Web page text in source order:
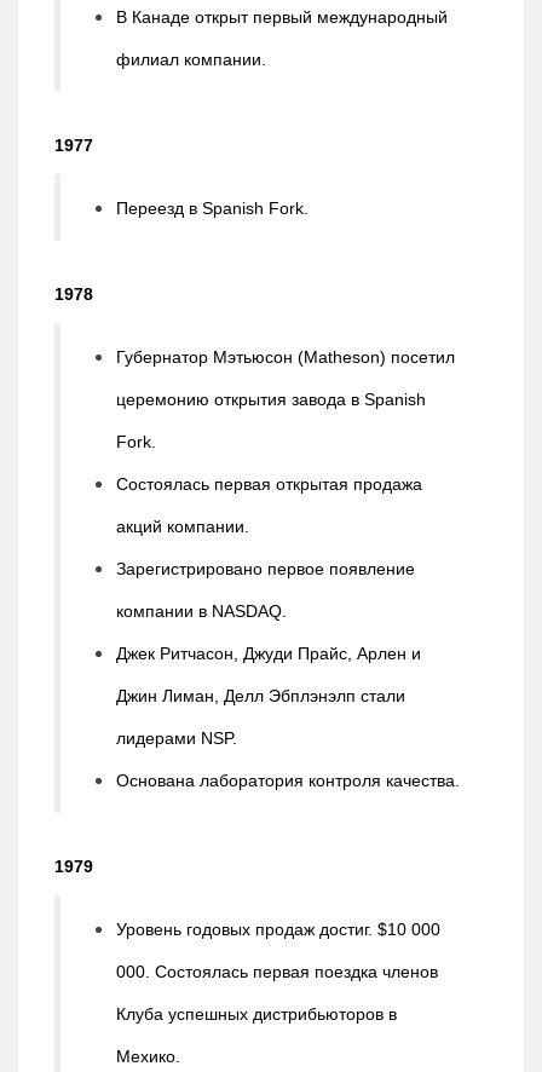
В Канаде открыт первый международный
филиал компании.
1977
Переезд в Spanish Fork.
1978
Губернатор Мэтьюсон (Matheson) посетил
церемонию открытия завода в Spanish
Fork.
Состоялась первая открытая продажа
акций компании.
Зарегистрировано первое появление
компании в NASDAQ.
Джек Ритчасон, Джуди Прайс, Арлен и
Джин Лиман, Делл Эбплэнэлп стали
лидерами NSP.
Основана лаборатория контроля качества.
1979
Уровень годовых продаж достиг. $10 000
000. Состоялась первая поездка членов
Клуба успешных дистрибьюторов в
Мехико.